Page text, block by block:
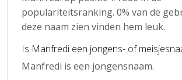
populariteitsranking. 0% van de
deze naam zien vinden hem leuk.
Is Manfredi een jongens- of
Manfredi is een jongensnaam.